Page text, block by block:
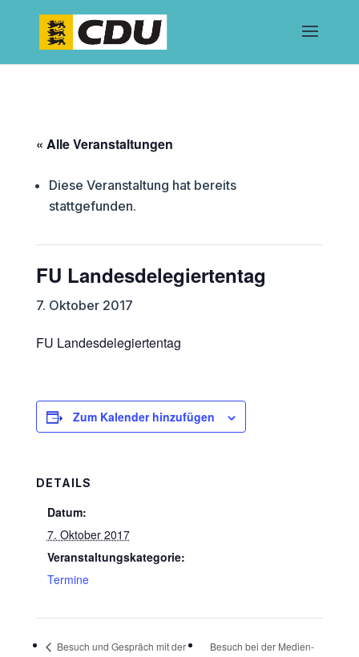
« Alle Veranstaltungen
Diese Veranstaltung hat bereits
stattgefunden.
FU Landesdelegiertentag
7. Oktober 2017
FU Landesdelegiertentag
Zum Kalender hinzufügen
DETAILS
Datum:
7. Oktober 2017
Veranstaltungskategorie:
Termine
Besuch und Gespräch mit der
Besuch bei der Medien-